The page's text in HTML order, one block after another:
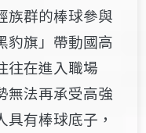
族群的棒球參與
豹旗」帶動國高
往在進入職場
無法再承受高強
有棒球底子，